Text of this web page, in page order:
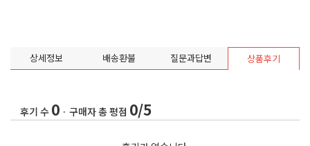
상세정보 배송환불 질문과답변 상품후기
후기 수 0 · 구매자 총 평점 0/5